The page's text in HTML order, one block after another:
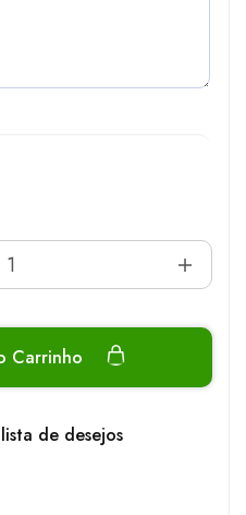
Carrinho
de desejos